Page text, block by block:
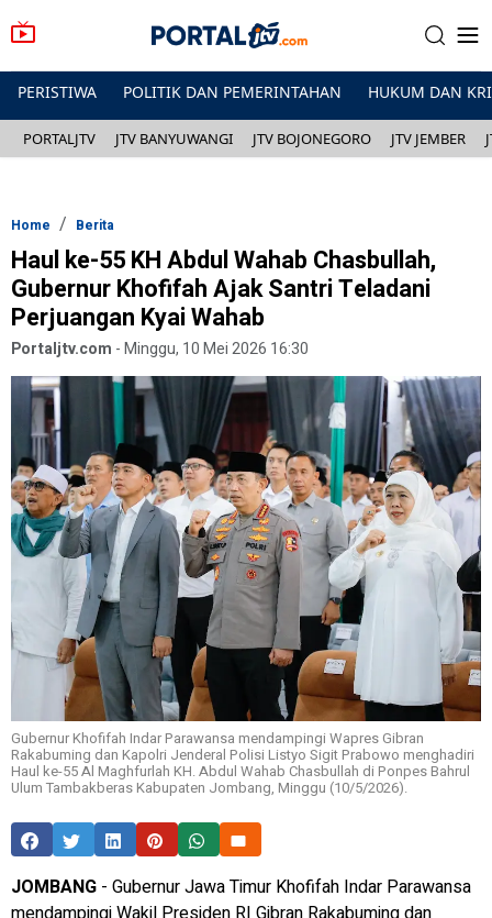
PERISTIWA POLITIK DAN PEMERINTAHAN HUKUM DAN
PORTALJTV JTV BANYUWANGI JTV BOJONEGORO JTV JEMBER
Home Berita
Haul ke-55 KH Abdul Wahab Chasbullah,
Gubernur Khofifah Ajak Santri Teladani
Perjuangan Kyai Wahab
Portaljtv.com -Minggu, 10 Mei 2026 16:30
Gubernur Khofifah Indar Parawansa mendampingi Wapres Gibran
Rakabuming dan Kapolri Jenderal Polisi Listyo Sigit Prabowo menghadiri
Haul ke-55 Al Maghfurlah KH. Abdul Wahab Chasbullah di Ponpes Bahrul
Ulum Tambakberas Kabupaten Jombang, Minggu (10/5/2026).
JOMBANG - Gubernur Jawa Timur Khofifah Indar Parawansa